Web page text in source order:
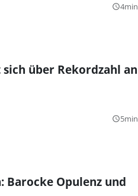
query_builder4min
über Rekordzahl an
query_builder5min
Barocke Opulenz und